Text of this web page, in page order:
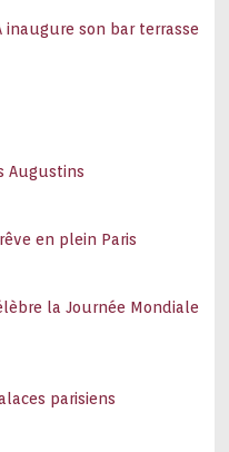
inaugure son bar terrasse
Augustins
en plein Paris
la Journée Mondiale
parisiens